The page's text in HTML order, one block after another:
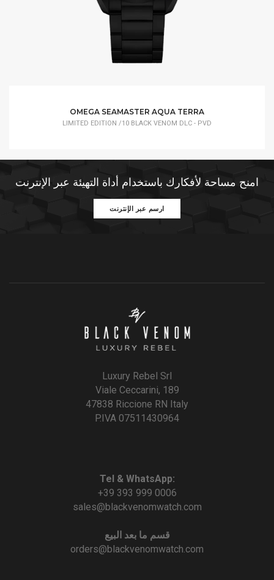
OMEGA SEAMASTER AQUA TERRA
LIMITED EDITION /10 BLACK VENOM DLC - PVD
امنح مساحة لأفكارك باستخدام أداة التهيئة عبر الإنترنت
ارسم عبر الإنترنت
Luxury Rebel Srl
Viale Ceccarini, 189
47838 Riccione RN Italy
P.IVA 07511430964
Tel & WhatsApp:
+39 393 999 0006
sales@blackvenomwatch.com
قسم ما بعد البيع
orders@blackvenomwatch.com